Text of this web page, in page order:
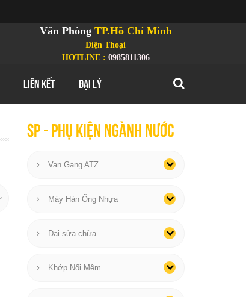
Văn Phòng TP.Hồ Chí Minh
Điện Thoại
HOTLINE : 0985811306
LIÊN KẾT ĐẠI LÝ
SP - phụ kiện ngành nước
Van Gang ATZ
Máy Hàn Ống Nhựa
Đai sửa chữa
Khớp Nối Mềm